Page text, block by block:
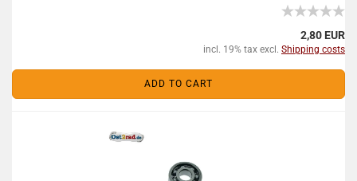
2,80 EUR
incl. 19% tax excl. Shipping costs
ADD TO CART